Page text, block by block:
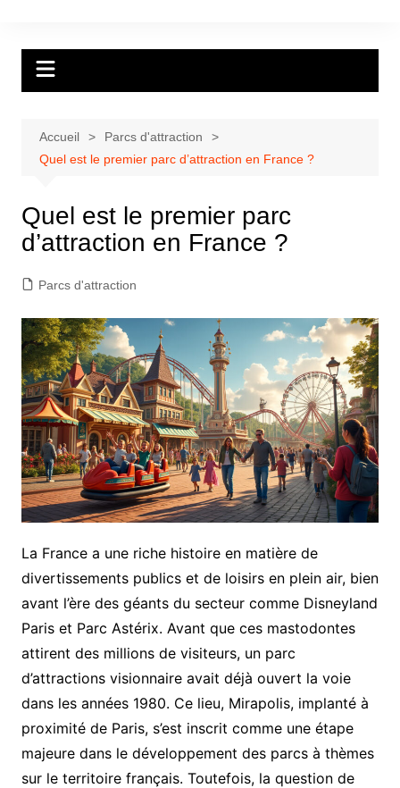
Accueil
Parcs d'attraction
Quel est le premier parc d’attraction en France ?
Quel est le premier parc
d’attraction en France ?
Parcs d'attraction
La France a une riche histoire en matière de
divertissements publics et de loisirs en plein air, bien
avant l’ère des géants du secteur comme Disneyland
Paris et Parc Astérix. Avant que ces mastodontes
attirent des millions de visiteurs, un parc
d’attractions visionnaire avait déjà ouvert la voie
dans les années 1980. Ce lieu, Mirapolis, implanté à
proximité de Paris, s’est inscrit comme une étape
majeure dans le développement des parcs à thèmes
sur le territoire français. Toutefois, la question de